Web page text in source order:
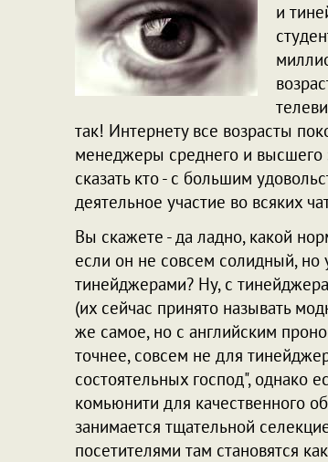
и
так! Интернету все возрасты
менеджеры среднего и высшего
сказать кто - с большим
деятельное участие во всяких
Вы скажете - да ладно, какой
если он не совсем солидный, но
тинейджерами? Ну, с
(их сейчас принято называть
же самое, но с английским
точнее, совсем не для
состоятельных господ", однако
комьюнити для качественного
занимается тщательной
посетителями там становятся